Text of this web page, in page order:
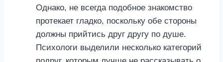
Однако, не всегда подобное знакомство
протекает гладко, поскольку обе стороны
должны прийтись друг другу по душе.
Психологи выделили несколько категорий